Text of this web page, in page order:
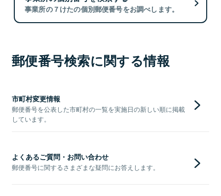
事業所の７けたの個別郵便番号をお調べします。
郵便番号検索に関する情報
市町村変更情報
郵便番号を公表した市町村の一覧を実施日の新しい順に掲載
しています。
よくあるご質問・お問い合わせ
郵便番号に関するさまざまな疑問にお答えします。